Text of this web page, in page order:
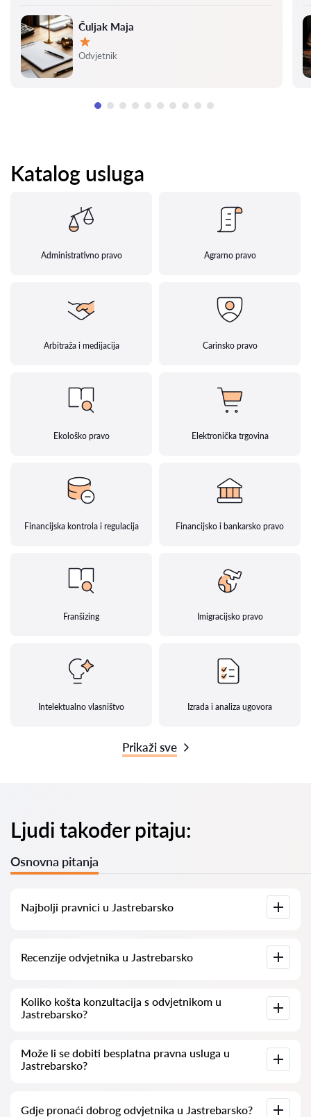
Čuljak Maja
Ocjena:
Odvjetnik
Katalog usluga
Administrativno pravo Agrarno pravo
Arbitraža i medijacija Carinsko pravo
Ekološko pravo Elektronička trgovina
Financijska kontrola i regulacija Financijsko i bankarsko pravo
Franšizing Imigracijsko pravo
Intelektualno vlasništvo Izrada i analiza ugovora
Prikaži sve
Ljudi također pitaju:
Osnovna pitanja
Najbolji pravnici u Jastrebarsko
informacijama. Cijene, recenzije, telefonski brojevi i adrese.
Recenzije odvjetnika u Jastrebarsko
odvjetnicima. Ne brišemo negativne recenzije niti postoji
mogućnost njihovog lažnog povećavanja.
Koliko košta konzultacija s odvjetnikom u
Jastrebarsko?
eur pa nadalje (cijene mogu varirati ovisno o složenosti pitanja
i obliku odgovora).
Može li se dobiti besplatna pravna usluga u
Jastrebarsko?
pokušajte ga postaviti. Ako je pitanje jednostavno i moguće
Gdje pronaći dobrog odvjetnika u Jastrebarsko?